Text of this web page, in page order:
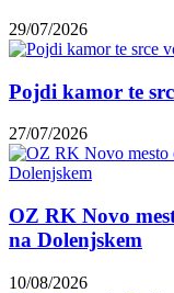
29/07/2026
Pojdi kamor te
27/07/2026
OZ RK Novo
na Dolenjskem
10/08/2026